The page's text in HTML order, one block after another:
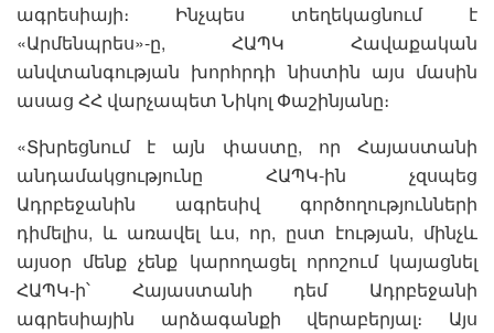
ագրեսիայի։ Ինչպես տեղեկացնում է
«Արմենպրես»-ը, ՀԱՊԿ Հավաքական
անվտանգության խորհրդի նիստին այս մասին
ասաց ՀՀ վարչապետ Նիկոլ Փաշինյանը։
«Տխրեցնում է այն փաստը, որ Հայաստանի
անդամակցությունը ՀԱՊԿ-ին չզսպեց
Ադրբեջանին ագրեսիվ գործողությունների
դիմելիս, և առավել ևս, որ, ըստ էության, մինչև
այսօր մենք չենք կարողացել որոշում կայացնել
ՀԱՊԿ-ի՝ Հայաստանի դեմ Ադրբեջանի
ագրեսիային արձագանքի վերաբերյալ։ Այս